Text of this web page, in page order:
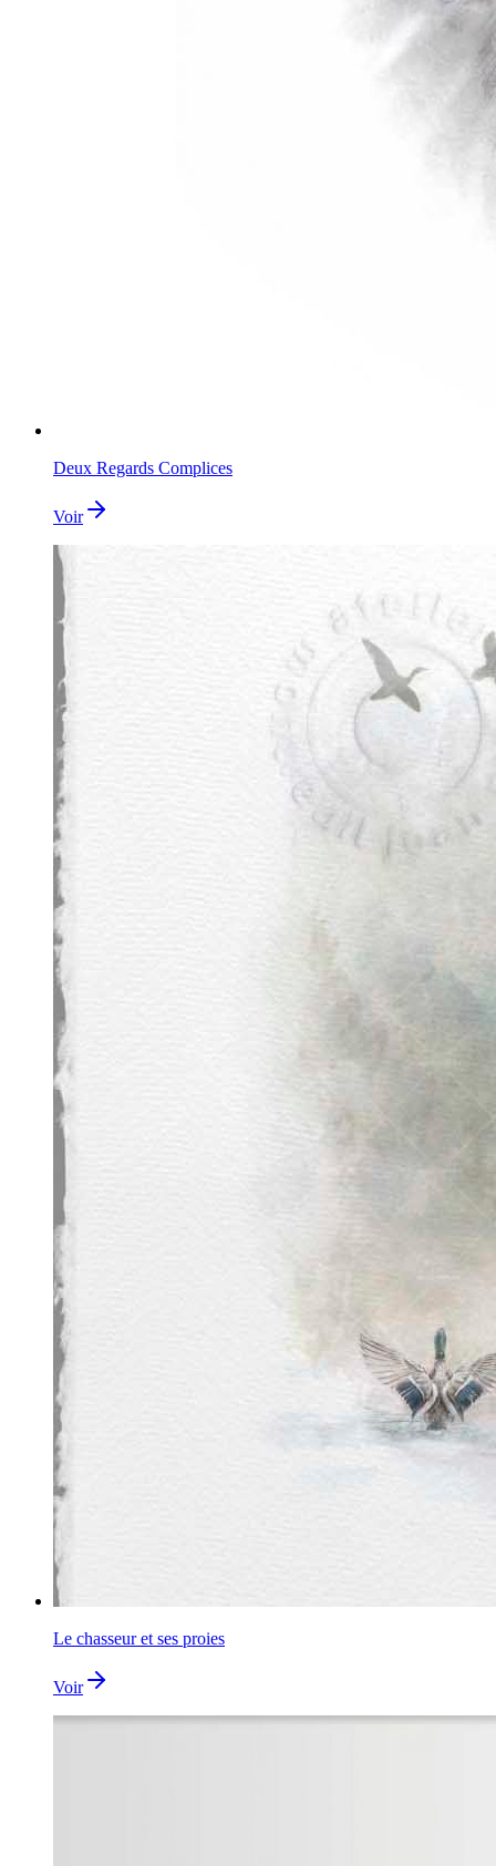
Deux Regards Complices
Voir
Le chasseur et ses proies
Voir